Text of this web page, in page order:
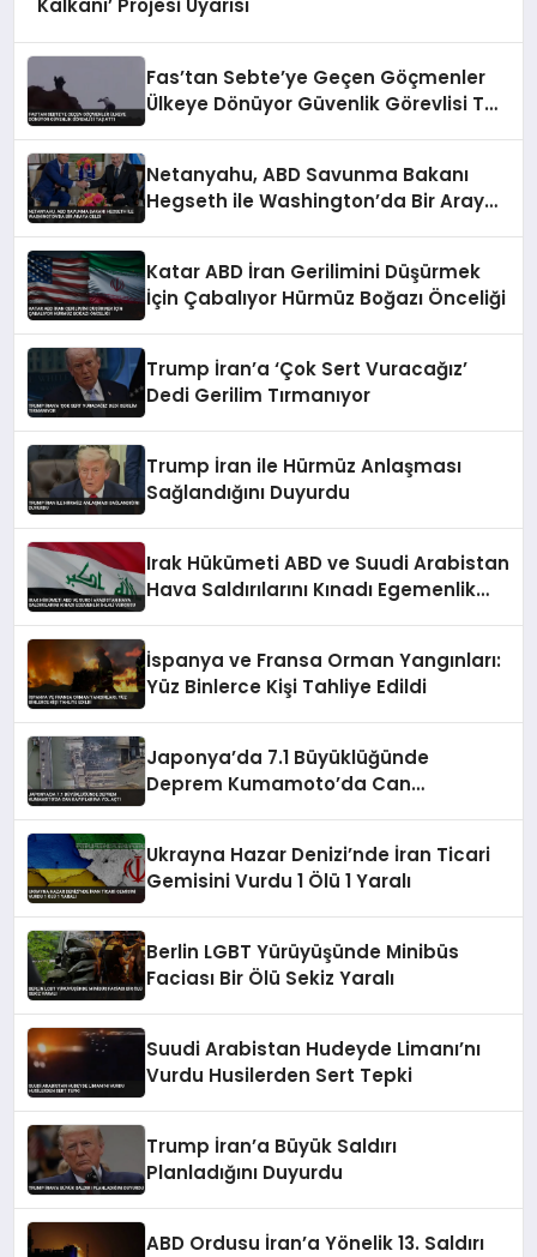
Kalkanı’ Projesi Uyarısı
Fas’tan Sebte’ye Geçen Göçmenler
Ülkeye Dönüyor Güvenlik Görevlisi Taş
Netanyahu, ABD Savunma Bakanı
Hegseth ile Washington’da Bir Araya
Katar ABD İran Gerilimini Düşürmek
İçin Çabalıyor Hürmüz Boğazı Önceliği
Trump İran’a ‘Çok Sert Vuracağız’
Dedi Gerilim Tırmanıyor
Trump İran ile Hürmüz Anlaşması
Sağlandığını Duyurdu
Irak Hükümeti ABD ve Suudi Arabistan
Hava Saldırılarını Kınadı Egemenlik
İspanya ve Fransa Orman Yangınları:
Yüz Binlerce Kişi Tahliye Edildi
Japonya’da 7.1 Büyüklüğünde
Deprem Kumamoto’da Can
Ukrayna Hazar Denizi’nde İran Ticari
Gemisini Vurdu 1 Ölü 1 Yaralı
Berlin LGBT Yürüyüşünde Minibüs
Faciası Bir Ölü Sekiz Yaralı
Suudi Arabistan Hudeyde Limanı’nı
Vurdu Husilerden Sert Tepki
Trump İran’a Büyük Saldırı
Planladığını Duyurdu
ABD Ordusu İran’a Yönelik 13. Saldırı